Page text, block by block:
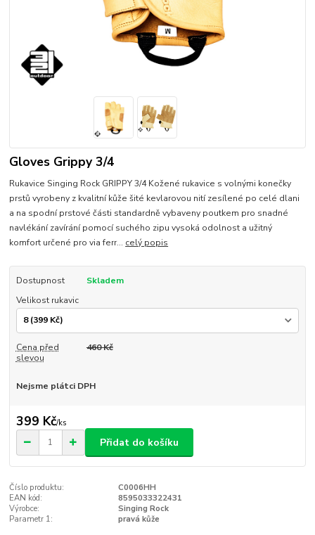
Gloves Grippy 3/4
Rukavice Singing Rock GRIPPY 3/4 Kožené rukavice s volnými konečky
prstů vyrobeny z kvalitní kůže šité kevlarovou nití zesílené po celé dlani
a na spodní prstové části standardně vybaveny poutkem pro snadné
navlékání zavírání pomocí suchého zipu vysoká odolnost a užitný
komfort určené pro via ferr... celý popis
Dostupnost
Skladem
Velikost rukavic
Cena před
slevou
460 Kč
Nejsme plátci DPH
399 Kč/ks
Přidat do košíku
Číslo produktu:
C0006HH
EAN kód:
8595033322431
Výrobce:
Singing Rock
Parametr 1:
pravá kůže